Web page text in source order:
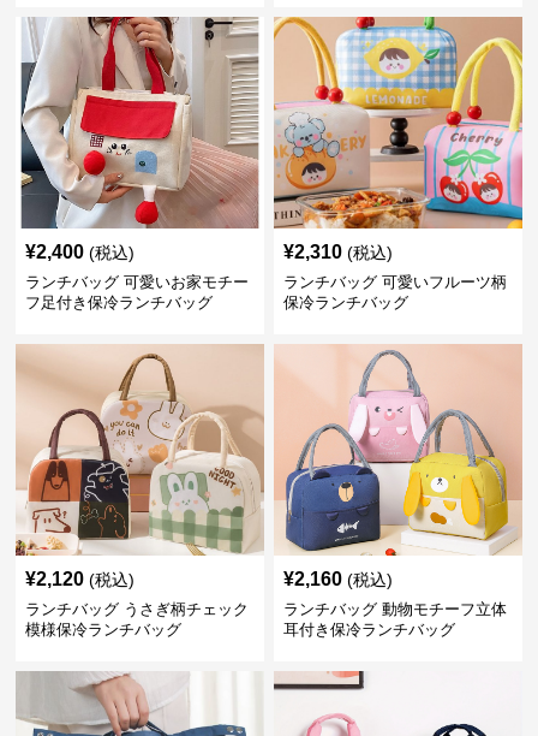
¥2,400 (税込)
ランチバッグ 可愛いお家モチー
フ足付き保冷ランチバッグ
¥2,310 (税込)
ランチバッグ 可愛いフルーツ柄
保冷ランチバッグ
¥2,120 (税込)
ランチバッグ うさぎ柄チェック
模様保冷ランチバッグ
¥2,160 (税込)
ランチバッグ 動物モチーフ立体
耳付き保冷ランチバッグ